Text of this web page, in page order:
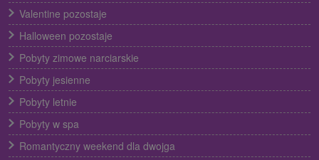
Valentine pozostaje
Halloween pozostaje
Pobyty zimowe narciarskie
Pobyty jesienne
Pobyty letnie
Pobyty w spa
Romantyczny weekend dla dwojga